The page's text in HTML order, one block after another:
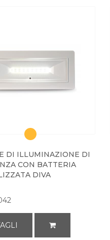
DI ILLUMINAZIONE DI
CON BATTERIA
DIVA